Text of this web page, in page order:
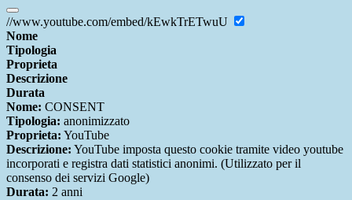
//www.youtube.com/embed/kEwkTrETwuU
Nome
Tipologia
Proprieta
Descrizione
Durata
Nome: CONSENT
Tipologia: anonimizzato
Proprieta: YouTube
Descrizione: YouTube imposta questo cookie tramite video youtube
incorporati e registra dati statistici anonimi. (Utilizzato per il
consenso dei servizi Google)
Durata: 2 anni